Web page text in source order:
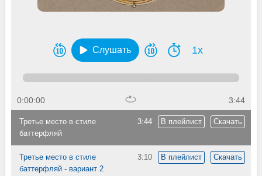
Слушать 1x
0:00:00 3:44
3:44 В плейлист Скачать
Третье место в стиле
баттерфляй
3:10 В плейлист Скачать
Третье место в стиле
баттерфляй - вариант 2